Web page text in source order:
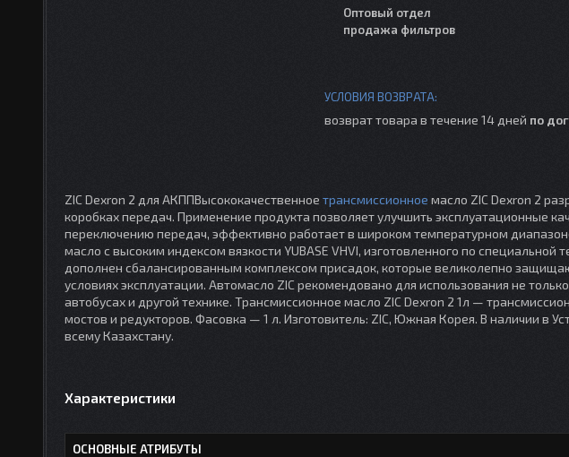
Оптовый отдел
продажа фильтров
возврат товара в течение 14 дней по
ZIC Dexron 2 для АКППВысококачественное трансмиссионное масло ZIC Dexron 2
коробках передач. Применение продукта позволяет улучшить эксплуатационные
переключению передач, эффективно работает в широком температурном
масло с высоким индексом вязкости YUBASE VHVI, изготовленного по специальной
дополнен сбалансированным комплексом присадок, которые великолепно
условиях эксплуатации. Автомасло ZIC рекомендовано для использования не
автобусах и другой технике. Трансмиссионное масло ZIC Dexron 2 1л —
мостов и редукторов. Фасовка — 1 л. Изготовитель: ZIC, Южная Корея. В наличии в
всему Казахстану.
Характеристики
ОСНОВНЫЕ АТРИБУТЫ